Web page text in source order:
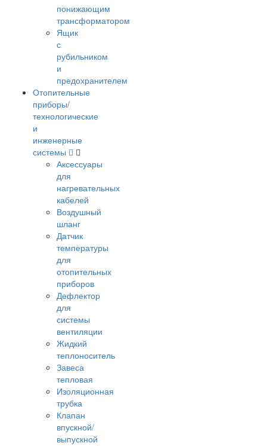
понижающим
трансформатором
Ящик
с
рубильником
и
предохранителем
Отопительные
приборы/
технологические
и
инженерные
системы
Аксессуары
для
нагревательных
кабелей
Воздушный
шланг
Датчик
температуры
для
отопительных
приборов
Дефлектор
для
системы
вентиляции
Жидкий
теплоноситель
Завеса
тепловая
Изоляционная
трубка
Клапан
впускной/
выпускной